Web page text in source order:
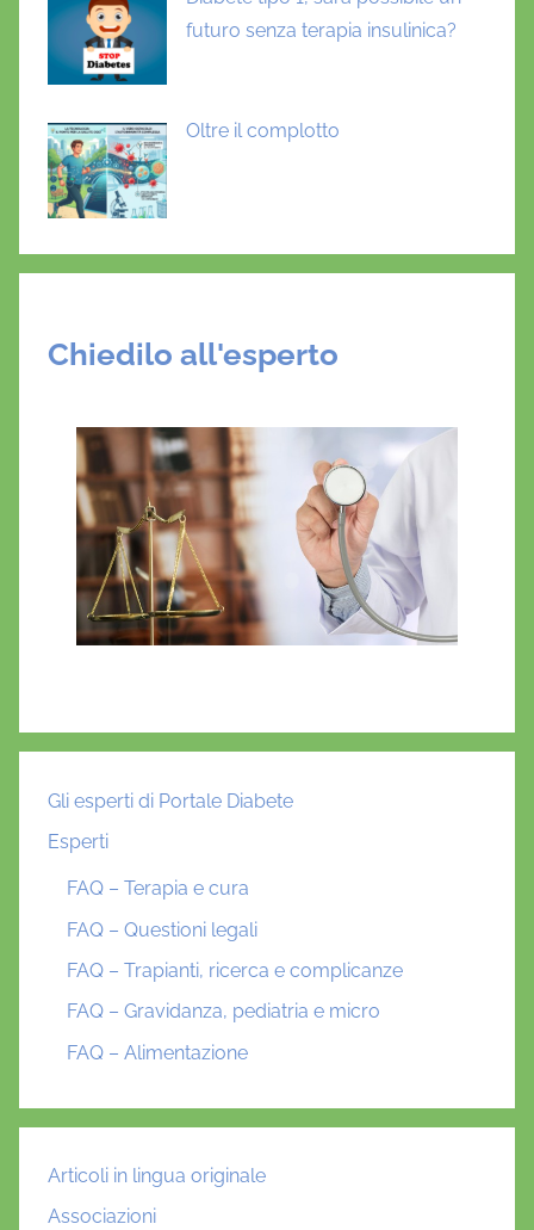
futuro senza terapia insulinica?
Oltre il complotto
Chiedilo all'esperto
Gli esperti di Portale Diabete
Esperti
FAQ – Terapia e cura
FAQ – Questioni legali
FAQ – Trapianti, ricerca e complicanze
FAQ – Gravidanza, pediatria e micro
FAQ – Alimentazione
Articoli in lingua originale
Associazioni